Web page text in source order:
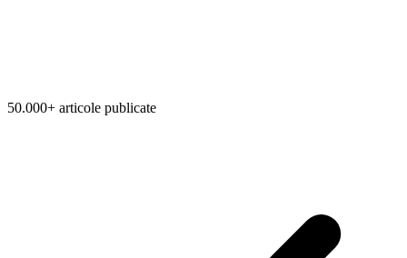
50.000+ articole publicate